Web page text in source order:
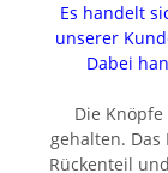
Es handelt
unserer
Dabei
Die
gehalten. Das
Rückenteil